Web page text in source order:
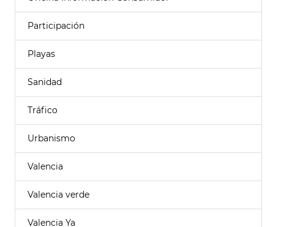
Participación
Playas
Sanidad
Tráfico
Urbanismo
Valencia
Valencia verde
Valencia Ya